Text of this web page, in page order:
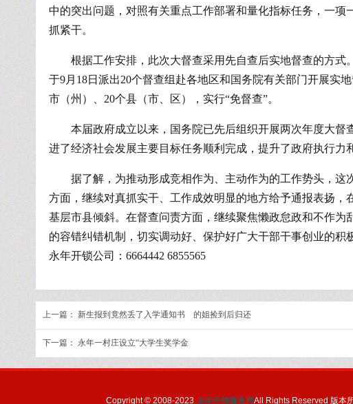
中的突出问题，对照有关重点工作部署和量化指标任务，一项
抓紧干。
根据工作安排，此次大督查采用先自查后实地督查的方
于9月18日派出20个督查组赴各地区和国务院有关部门开展实
市（州）、20个县（市、区），实行“免督查”。
本届政府成立以来，国务院已先后组织开展两次年度大
进了经济社会发展主要目标任务顺利完成，提升了政府执行力
据了解，为推动形成竞相作为、主动作为的工作势头，
方面，继续对真抓实干、工作成效明显的地方给予通报表扬
基层市县倾斜。在督查问责方面，继续聚焦懒政怠政和不作
的容错纠错机制，切实调动好、保护好广大干部干事创业的积
永年开锁公司：6664442 6855565
上一篇： 新生报到竟然丢了入学通知书 的姐捡到后归还
下一篇： 永年一村庄设立“大学生奖学金
Copyright © 2008-2023 永年开锁服务网All Rights Reserved 版本